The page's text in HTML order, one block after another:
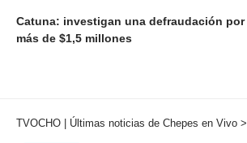
Catuna: investigan una defraudación por
más de $1,5 millones
TVOCHO | Últimas noticias de Chepes en Vivo >